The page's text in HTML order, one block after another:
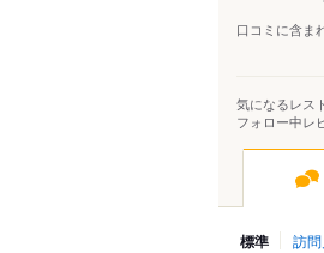
口コミに含ま
気になるレス
フォロー中レ
標準 訪